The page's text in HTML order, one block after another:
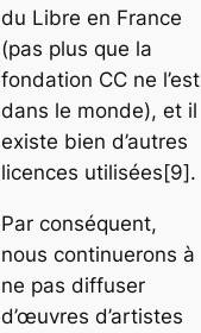
du Libre en France
(pas plus que la
fondation CC ne l’est
dans le monde), et il
existe bien d’autres
licences utilisées[9].
Par conséquent,
nous continuerons à
ne pas diffuser
d’œuvres d’artistes